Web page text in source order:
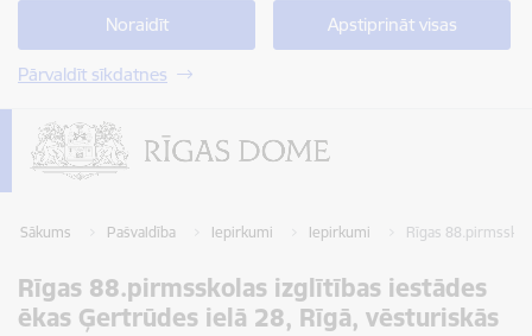
Noraidīt Apstiprināt visas
Pārvaldīt sīkdatnes
Sākums Pašvaldība Iepirkumi Iepirkumi Rīgas
Rīgas 88.pirmsskolas izglītības iestādes
ēkas Ģertrūdes ielā 28, Rīgā, vēsturiskās